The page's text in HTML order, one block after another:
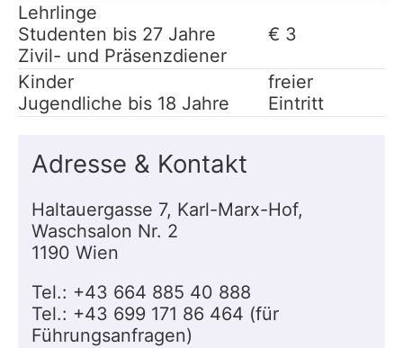
Lehrlinge
Studenten bis 27 Jahre
Zivil- und Präsenzdiener
€ 3
Kinder
Jugendliche bis 18 Jahre
freier
Eintritt
Adresse & Kontakt
Haltauergasse 7, Karl-Marx-Hof,
Waschsalon Nr. 2
1190 Wien
Tel.: +43 664 885 40 888
Tel.: +43 699 171 86 464 (für
Führungsanfragen)